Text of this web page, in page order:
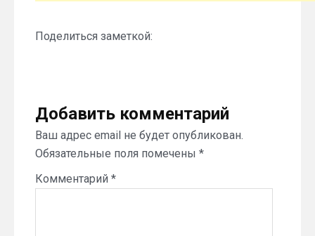
Поделиться заметкой:
Добавить комментарий
Ваш адрес email не будет опубликован.
Обязательные поля помечены *
Комментарий *